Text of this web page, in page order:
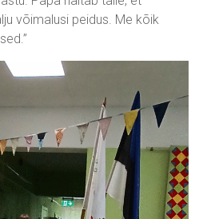
võimalusi peidus. Me kõik